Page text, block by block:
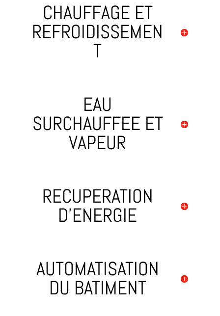
CHAUFFAGE ET
REFROIDISSEMEN
T
EAU
SURCHAUFFEE ET
VAPEUR
RECUPERATION
D'ENERGIE
AUTOMATISATION
DU BATIMENT